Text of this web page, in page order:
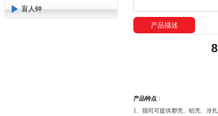
盲人钟
产品描述
产品特点 ：
1、我司可提供塑壳、铝壳、冷